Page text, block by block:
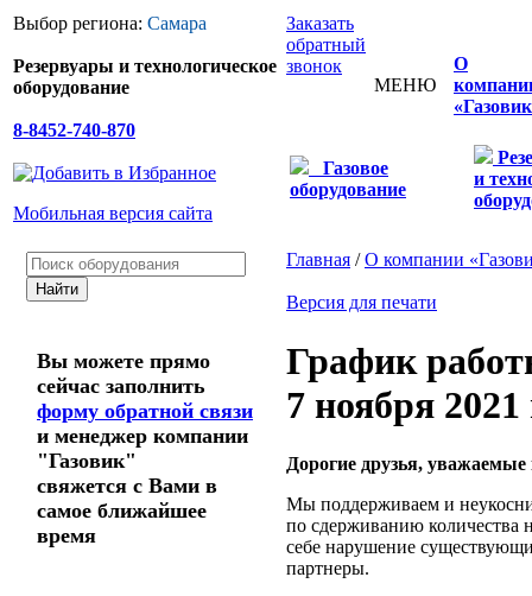
Выбор региона: Самара
Резервуары и технологическое
оборудование
8-8452-740-870
Мобильная версия сайта
Заказать
обратный
звонок
МЕНЮ
О
Газовое
оборудование
и
Вы можете прямо
сейчас заполнить
форму обратной связи
и менеджер компании
"Газовик"
свяжется с Вами в
самое ближайшее
время
Главная /О компании
Версия для печати
График
7 ноября 2021
Дорогие друзья,
Мы поддерживаем и
по сдерживанию количества
себе нарушение
партнеры.